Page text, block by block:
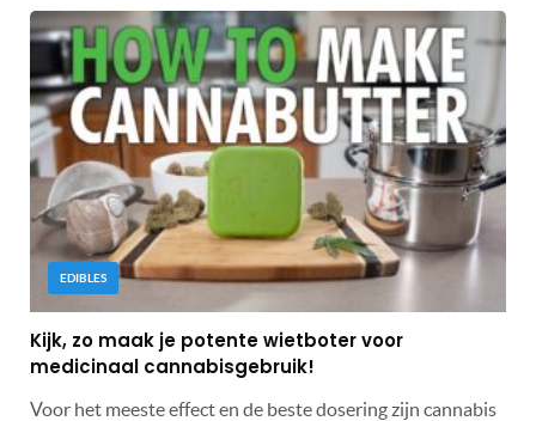
EDIBLES
Kijk, zo maak je potente wietboter voor
medicinaal cannabisgebruik!
Voor het meeste effect en de beste dosering zijn cannabis